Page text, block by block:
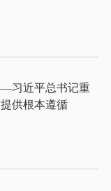
习近平总书记重
要讲话为做好新时代新征程的城市工作提供根本遵循